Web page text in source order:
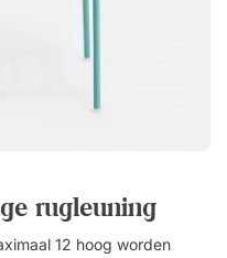
rugleuning
12 hoog worden